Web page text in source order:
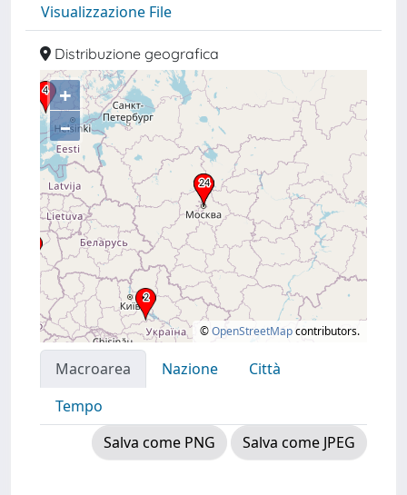
Visualizzazione File
Distribuzione geografica
+
–
©OpenStreetMapcontributors.
Macroarea Nazione
Città
Tempo
Salva come PNG
Salva come JPEG